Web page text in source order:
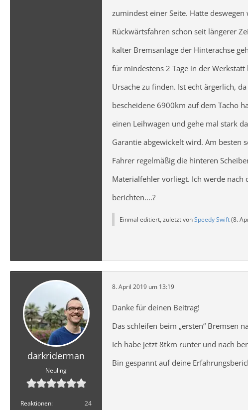
zumindest einer Seite. Hatte
Rückwärtsfahren schon seit längerer
kalter Bremsanlage der Hinterachse
für mindestens 2 Tage in der
Ursache zu finden. Ist echt ärgerlich,
bescheidene 6900km auf dem Tacho
einen Leihwagen und gehe mal stark
Garantie abgewickelt wird. Am besten
Fahrer regelmäßig die hinteren
Materialfehler vorliegt. Ich werde nach
berichten....?
Einmal editiert, zuletzt vonSpeedy Swift(8.
darkriderman
Neuling
Reaktionen
24
8. April 2019 um 13:19
Danke für deinen Beitrag!
Das schleifen beim „ersten“ Bremsen
Ich habe jetzt 8tkm runter und nach
Bin gespannt auf deine